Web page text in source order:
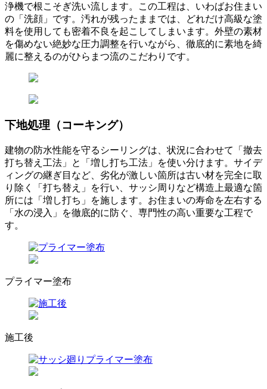
浄機で根こそぎ洗い流します。この工程は、いわばお住まい
の「洗顔」です。汚れが残ったままでは、どれだけ高級な塗
料を使用しても密着不良を起こしてしまいます。外壁の素材
を傷めない絶妙な圧力調整を行いながら、徹底的に素地を綺
麗に整えるのがひらまつ流のこだわりです。
下地処理（コーキング）
建物の防水性能を守るシーリングは、状況に合わせて「撤去
打ち替え工法」と「増し打ち工法」を使い分けます。サイデ
ィングの継ぎ目など、劣化が激しい箇所は古い材を完全に取
り除く「打ち替え」を行い、サッシ周りなど構造上最適な箇
所には「増し打ち」を施します。お住まいの寿命を左右する
「水の浸入」を徹底的に防ぐ、専門性の高い重要な工程で
す。
プライマー塗布
施工後